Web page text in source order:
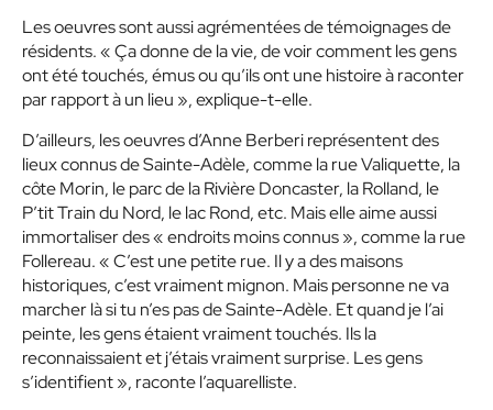
Les oeuvres sont aussi agrémentées de témoignages de
résidents. « Ça donne de la vie, de voir comment les gens
ont été touchés, émus ou qu’ils ont une histoire à raconter
par rapport à un lieu », explique-t-elle.
D’ailleurs, les oeuvres d’Anne Berberi représentent des
lieux connus de Sainte-Adèle, comme la rue Valiquette, la
côte Morin, le parc de la Rivière Doncaster, la Rolland, le
P’tit Train du Nord, le lac Rond, etc. Mais elle aime aussi
immortaliser des « endroits moins connus », comme la rue
Follereau. « C’est une petite rue. Il y a des maisons
historiques, c’est vraiment mignon. Mais personne ne va
marcher là si tu n’es pas de Sainte-Adèle. Et quand je l’ai
peinte, les gens étaient vraiment touchés. Ils la
reconnaissaient et j’étais vraiment surprise. Les gens
s’identifient », raconte l’aquarelliste.